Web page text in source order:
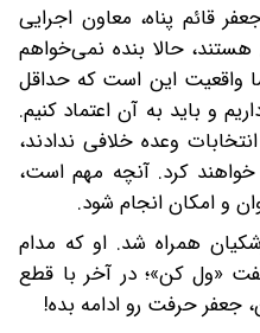
قائم پناه، معاون اجرایی
حالا بنده نمی‌خواهم
واقعیت این است که حداقل
و باید به آن اعتماد کنیم.
وعده خلافی ندادند،
خواهند کرد. آنچه مهم است،
و امکان انجام شود.
همراه شد. او که مدام
«ول کن»؛ در آخر با قطع
جعفر حرفت رو ادامه بده!